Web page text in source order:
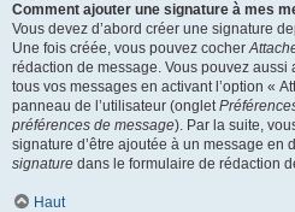
Comment ajouter une signature à mes
Vous devez d’abord créer une signature
Une fois créée, vous pouvez cocher
rédaction de message. Vous pouvez
tous vos messages en activant l’option «
panneau de l’utilisateur (onglet
préférences de message). Par la suite,
signature d’être ajoutée à un message en
signature dans le formulaire de rédaction
Haut